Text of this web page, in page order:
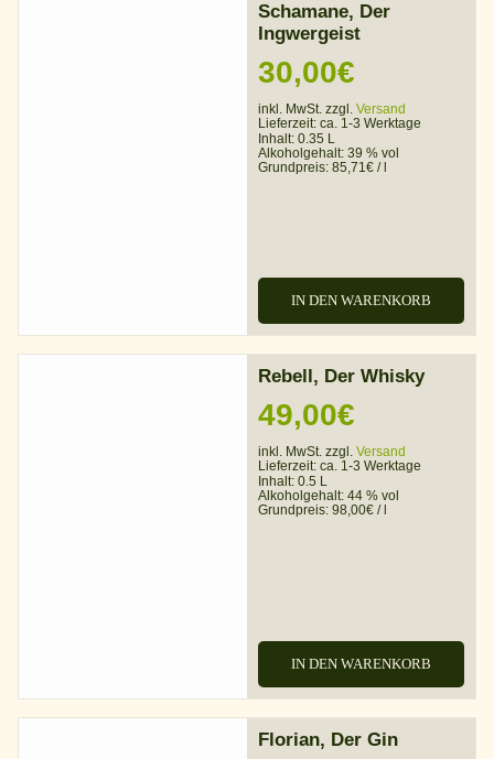
Schamane, Der
Ingwergeist
30,00€
inkl. MwSt. zzgl. Versand
Lieferzeit: ca. 1-3 Werktage
Inhalt: 0.35 L
Alkoholgehalt: 39 % vol
Grundpreis: 85,71€ /
IN DEN WARENKORB
Rebell, Der Whisky
49,00€
inkl. MwSt. zzgl. Versand
Lieferzeit: ca. 1-3 Werktage
Inhalt: 0.5 L
Alkoholgehalt: 44 % vol
Grundpreis: 98,00€ /l
IN DEN WARENKORB
Florian, Der Gin